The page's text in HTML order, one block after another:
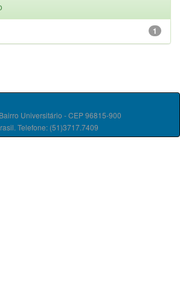
1
Universitário - CEP 96815-900
Telefone: (51)3717.7409